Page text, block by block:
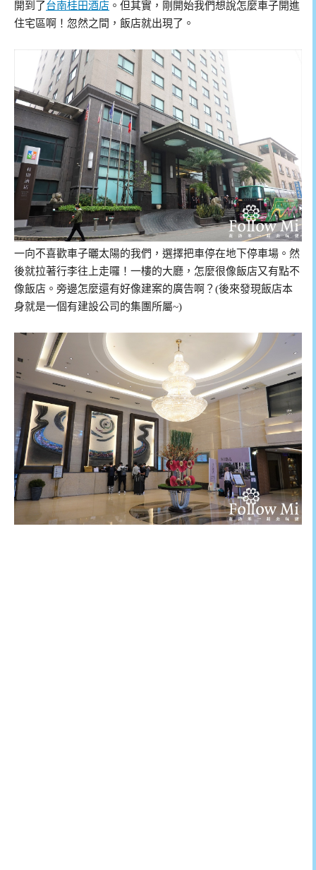
開到了台南桂田酒店 。但其實，剛開始我們想說怎麼車子開進
住宅區啊！忽然之間，飯店就出現了。
一向不喜歡車子曬太陽的我們，選擇把車停在地下停車場。然
後就拉著行李往上走囉！一樓的大廳，怎麼很像飯店又有點不
像飯店。旁邊怎麼還有好像建案的廣告啊？(後來發現飯店本
身就是一個有建設公司的集團所屬~)